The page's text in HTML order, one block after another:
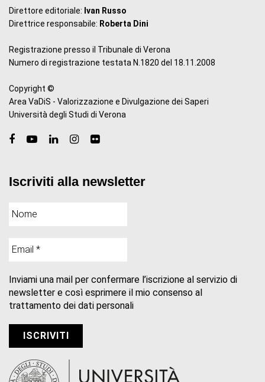
Direttore editoriale: Ivan Russo
Direttrice responsabile: Roberta Dini
Registrazione presso il Tribunale di Verona
Numero di registrazione testata N.1820 del 18.11.2008
Copyright ©
Area VaDiS - Valorizzazione e Divulgazione dei Saperi
Università degli Studi di Verona
Iscriviti alla newsletter
Inviami una mail per confermare l’iscrizione al servizio di
newsletter e così esprimere il mio consenso al
trattamento dei dati personali